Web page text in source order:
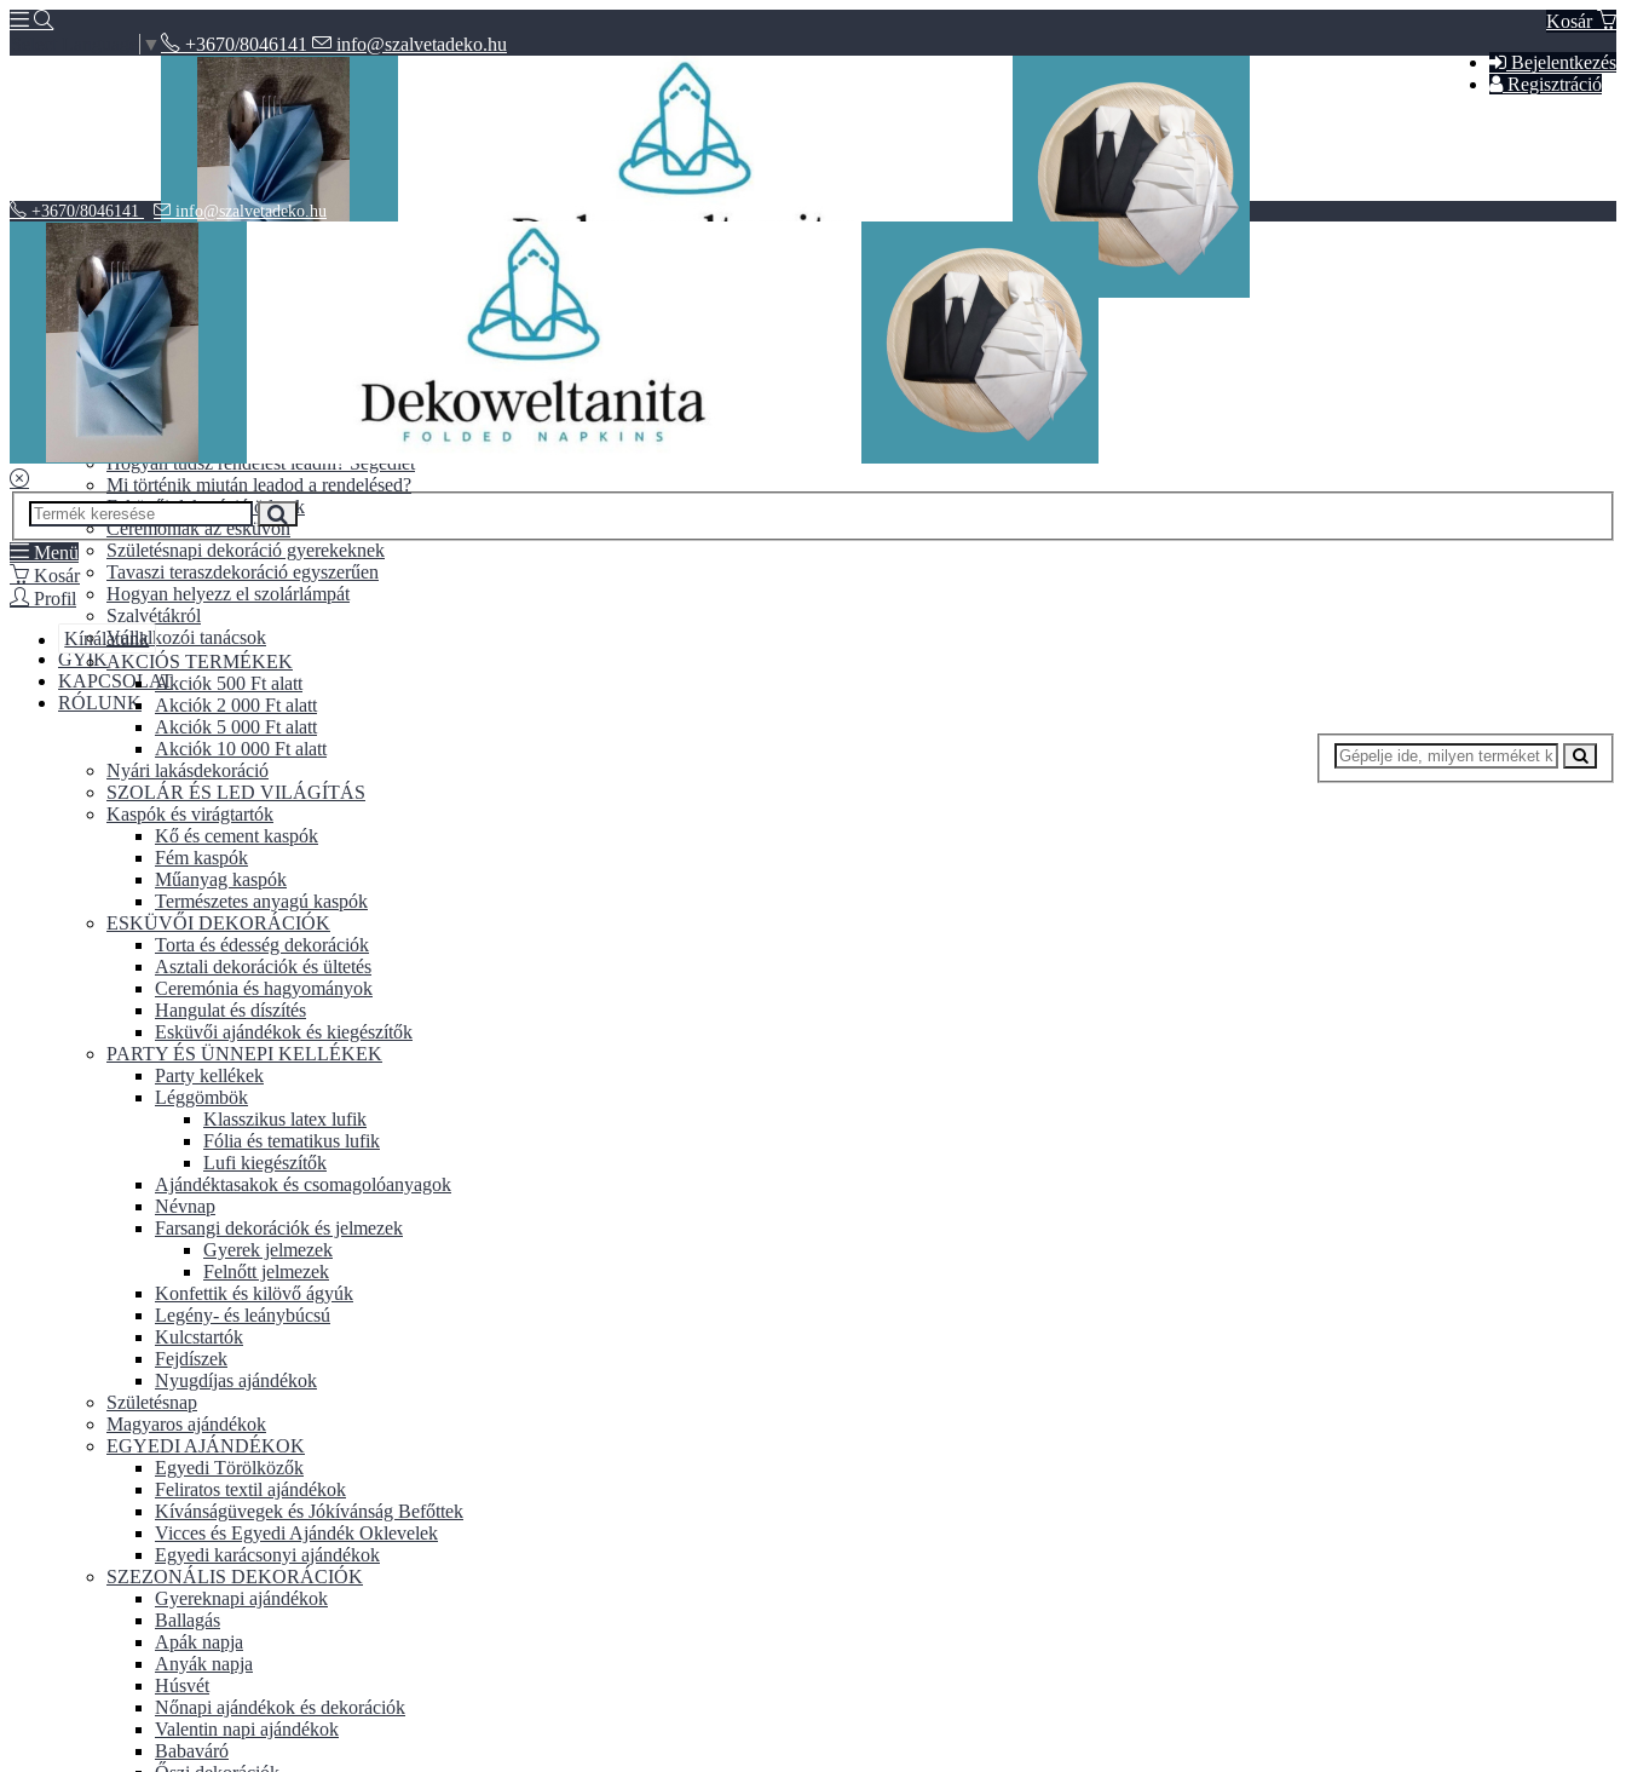
Kosár
Bejelentkezés
Regisztráció
▼ +3670/8046141 info@szalvetadeko.hu
Hírek
ÁSZF
Adatvédelem
BLOG
10+1 tipp a tökéletes nászajándékhoz
Halloween vs. Mindenszentek
Hogyan tudsz rendelést leadni? Segédlet
Mi történik miután leadod a rendelésed?
Esküvői dekoráció ötletek
Ceremóniák az esküvőn
Születésnapi dekoráció gyerekeknek
Tavaszi teraszdekoráció egyszerűen
Hogyan helyezz el szolárlámpát
Szalvétákról
Vállalkozói tanácsok
GYIK
KAPCSOLAT
RÓLUNK
+3670/8046141 info@szalvetadeko.hu
Menü
Kosár
Profil
Kínálatunk
AKCIÓS TERMÉKEK
Akciók 500 Ft alatt
Akciók 2 000 Ft alatt
Akciók 5 000 Ft alatt
Akciók 10 000 Ft alatt
Nyári lakásdekoráció
SZOLÁR ÉS LED VILÁGÍTÁS
Kaspók és virágtartók
Kő és cement kaspók
Fém kaspók
Műanyag kaspók
Természetes anyagú kaspók
ESKÜVŐI DEKORÁCIÓK
Torta és édesség dekorációk
Asztali dekorációk és ültetés
Ceremónia és hagyományok
Hangulat és díszítés
Esküvői ajándékok és kiegészítők
PARTY ÉS ÜNNEPI KELLÉKEK
Party kellékek
Léggömbök
Klasszikus latex lufik
Fólia és tematikus lufik
Lufi kiegészítők
Ajándéktasakok és csomagolóanyagok
Névnap
Farsangi dekorációk és jelmezek
Gyerek jelmezek
Felnőtt jelmezek
Konfettik és kilövő ágyúk
Legény- és leánybúcsú
Kulcstartók
Fejdíszek
Nyugdíjas ajándékok
Születésnap
Magyaros ajándékok
EGYEDI AJÁNDÉKOK
Egyedi Törölközők
Feliratos textil ajándékok
Kívánságüvegek és Jókívánság Befőttek
Vicces és Egyedi Ajándék Oklevelek
Egyedi karácsonyi ajándékok
SZEZONÁLIS DEKORÁCIÓK
Gyereknapi ajándékok
Ballagás
Apák napja
Anyák napja
Húsvét
Nőnapi ajándékok és dekorációk
Valentin napi ajándékok
Babaváró